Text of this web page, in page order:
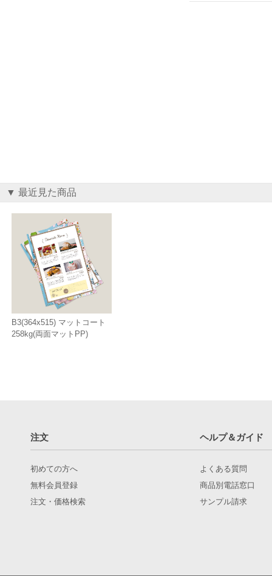
▼ 最近見た商品
B3(364x515) マットコート
258kg(両面マットPP)
注文 ヘルプ＆ガイド
初めての方へ
無料会員登録
注文・価格検索
よくある質問
商品別電話窓口
サンプル請求